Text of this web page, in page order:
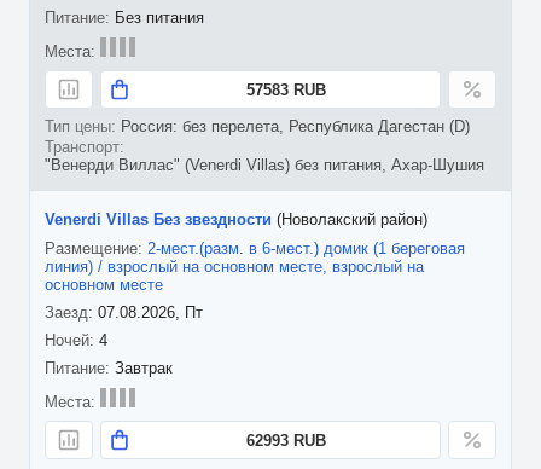
Без питания
57583 RUB
Россия: без перелета, Республика Дагестан (D)
"Венерди Виллас" (Venerdi Villas) без питания, Ахар-Шушия
07.08.2026, Пт
4
Venerdi Villas Без звездности (Новолакский район)
2-мест.(разм. в 6-мест.) домик (1 береговая
линия) / взрослый на основном месте, взрослый на
основном месте
Завтрак
62993 RUB